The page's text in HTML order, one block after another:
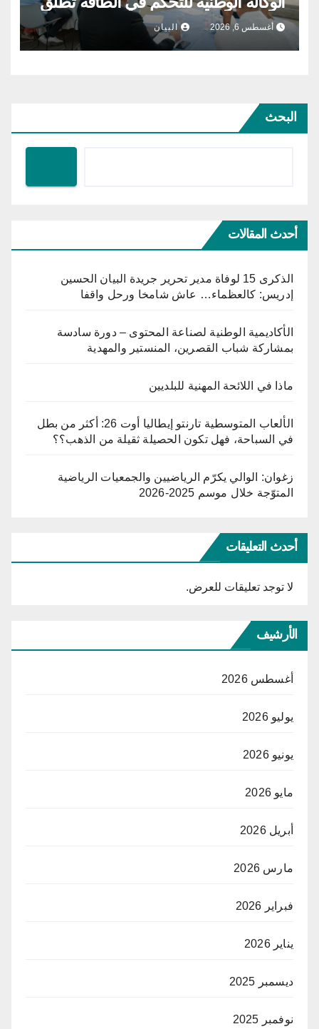
مشروع الطاقة الشمسية الفولطاضوئية
أغسطس 6, 2026 البيان
البحث
أحدث المقالات
الذكرى 15 لوفاة مدير تحرير جريدة البيان الحسين
إدريس: كالعظماء… عاش شامخا ورحل واقفا
الأكاديمية الوطنية لصناعة المحتوى – دورة سادسة
بمشاركة شباب القصرين، المنستير والمهدية
ماذا في اللائحة المهنية للبلديين
الألعاب المتوسطية تارنتو إيطاليا أوت 26: أكثر من بطل
في السباحة، فهل تكون الحصيلة ثقيلة من الذهب؟؟
زغوان: الوالي يكرّم الرياضيين والجمعيات الرياضية
المتوّجة خلال موسم 2025-2026
أحدث التعليقات
لا توجد تعليقات للعرض.
الأرشيف
أغسطس 2026
يوليو 2026
يونيو 2026
مايو 2026
أبريل 2026
مارس 2026
فبراير 2026
يناير 2026
ديسمبر 2025
نوفمبر 2025